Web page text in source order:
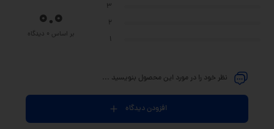
3
2
1
0.0
بر اساس 0 دیدگاه
نظر خود را در مورد این محصول بنویسید ...
افزودن دیدگاه